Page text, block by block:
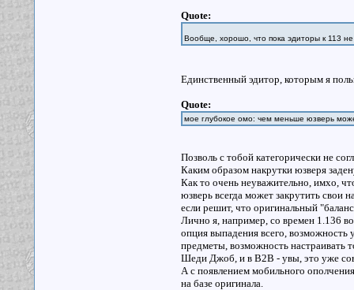
Quote:
Вообще, хорошо, что пока эдиторы к 113
Единственный эдитор, которым я
Quote:
мое глубокое омо: чем меньше юзверь
Позволь с тобой категорически не
Каким образом накрутки юзверя
Как то очень неуважительно, имхо,
юзверь всегда может закрутить свои
если решит, что оригинальный
Лично я, например, со времен 1.136
опция выпадения всего, возможность
предметы, возможность настраивать
Шеди Джоб, и в В2В - увы, это уже
А с появлением мобильного
на базе оригинала.